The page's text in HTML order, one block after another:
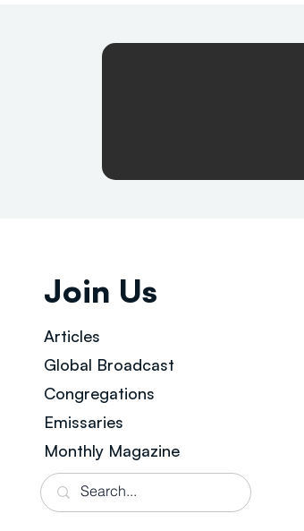
Join Us
Articles
Global Broadcast
Congregations
Emissaries
Monthly Magazine